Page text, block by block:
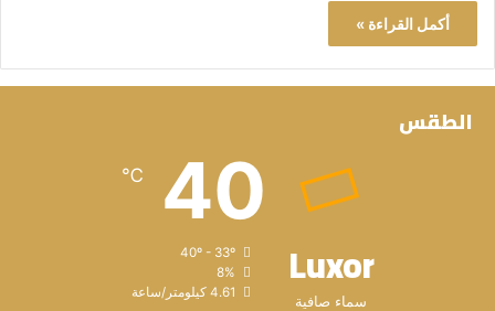
أكمل القراءة »
الطقس
Luxor
سماء صافية
40
℃
40º - 33º
8%
4.61 كيلومتر/ساعة